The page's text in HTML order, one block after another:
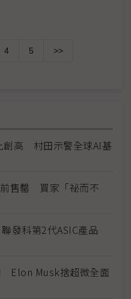
4 5 >>
創高 村田示警全球AI基
售罄 買家「祕而不
發科第2代ASIC產品
Elon Musk捨超微全面